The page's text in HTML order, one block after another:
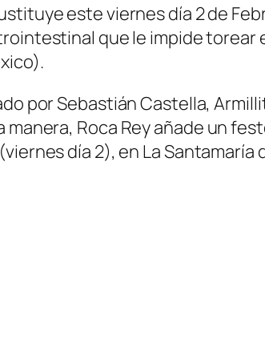
este viernes día 2 de
que le impide torear
por Sebastián Castella,
manera, Roca Rey añade un
día 2), en La